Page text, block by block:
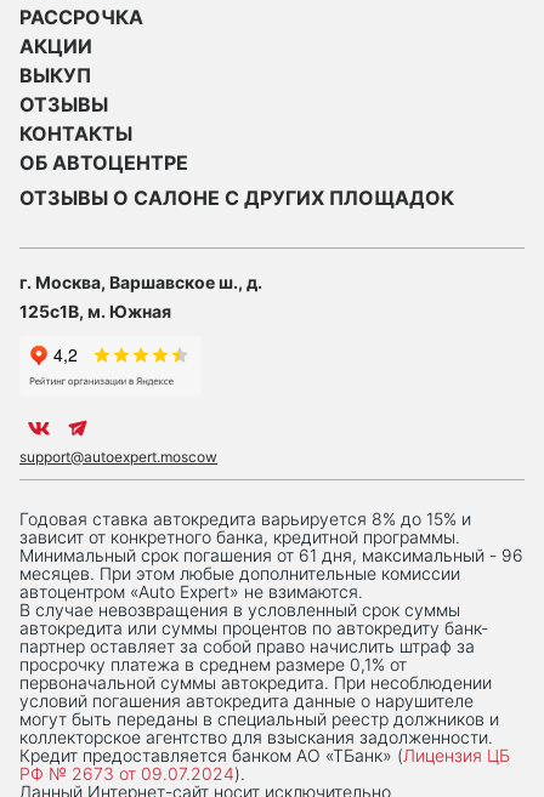
РАССРОЧКА
АКЦИИ
ВЫКУП
ОТЗЫВЫ
КОНТАКТЫ
ОБ АВТОЦЕНТРЕ
ОТЗЫВЫ О САЛОНЕ С ДРУГИХ ПЛОЩАДОК
г. Москва, Варшавское ш., д.
125с1В, м. Южная
support@autoexpert.moscow
Годовая ставка автокредита варьируется 8% до 15% и
зависит от конкретного банка, кредитной программы.
Минимальный срок погашения от 61 дня, максимальный - 96
месяцев. При этом любые дополнительные комиссии
автоцентром «Auto Expert» не взимаются.
В случае невозвращения в условленный срок суммы
автокредита или суммы процентов по автокредиту банк-
партнер оставляет за собой право начислить штраф за
просрочку платежа в среднем размере 0,1% от
первоначальной суммы автокредита. При несоблюдении
условий погашения автокредита данные о нарушителе
могут быть переданы в специальный реестр должников и
коллекторское агентство для взыскания задолженности.
Кредит предоставляется банком АО «ТБанк» (Лицензия ЦБ
РФ № 2673 от 09.07.2024).
Данный Интернет-сaйт носит исключительно